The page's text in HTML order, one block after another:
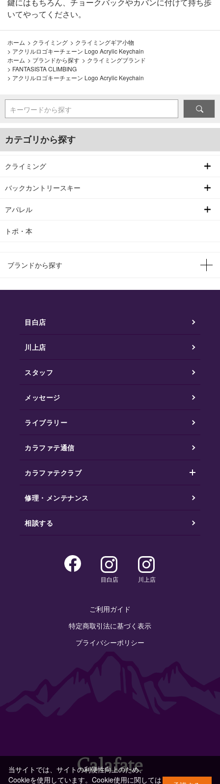
いてやってください。
ホーム > クライミング > クライミングギア小物
> アクリルロゴキーチェーン Logo Acrylic Keychain
ホーム > ブランドから探す > クライミングブランド
> FANTASISTA CLIMBING
> アクリルロゴキーチェーン Logo Acrylic Keychain
キーワードから探す
カテゴリから探す
クライミング
バックカントリースキー
アパレル
トポ・本
ブランドから探す
目白店
川上店
スタッフ
メッセージ
ライブラリー
カラファテ通信
カラファテクラブ
修理・メンテナンス
相談する
目白店 川上店
ご利用ガイド
特定商取引法に基づく表示
プライバシーポリシー
当サイトでは、サイトの利便性向上のため、
Cookieを使用しています。Cookie使用に関しては